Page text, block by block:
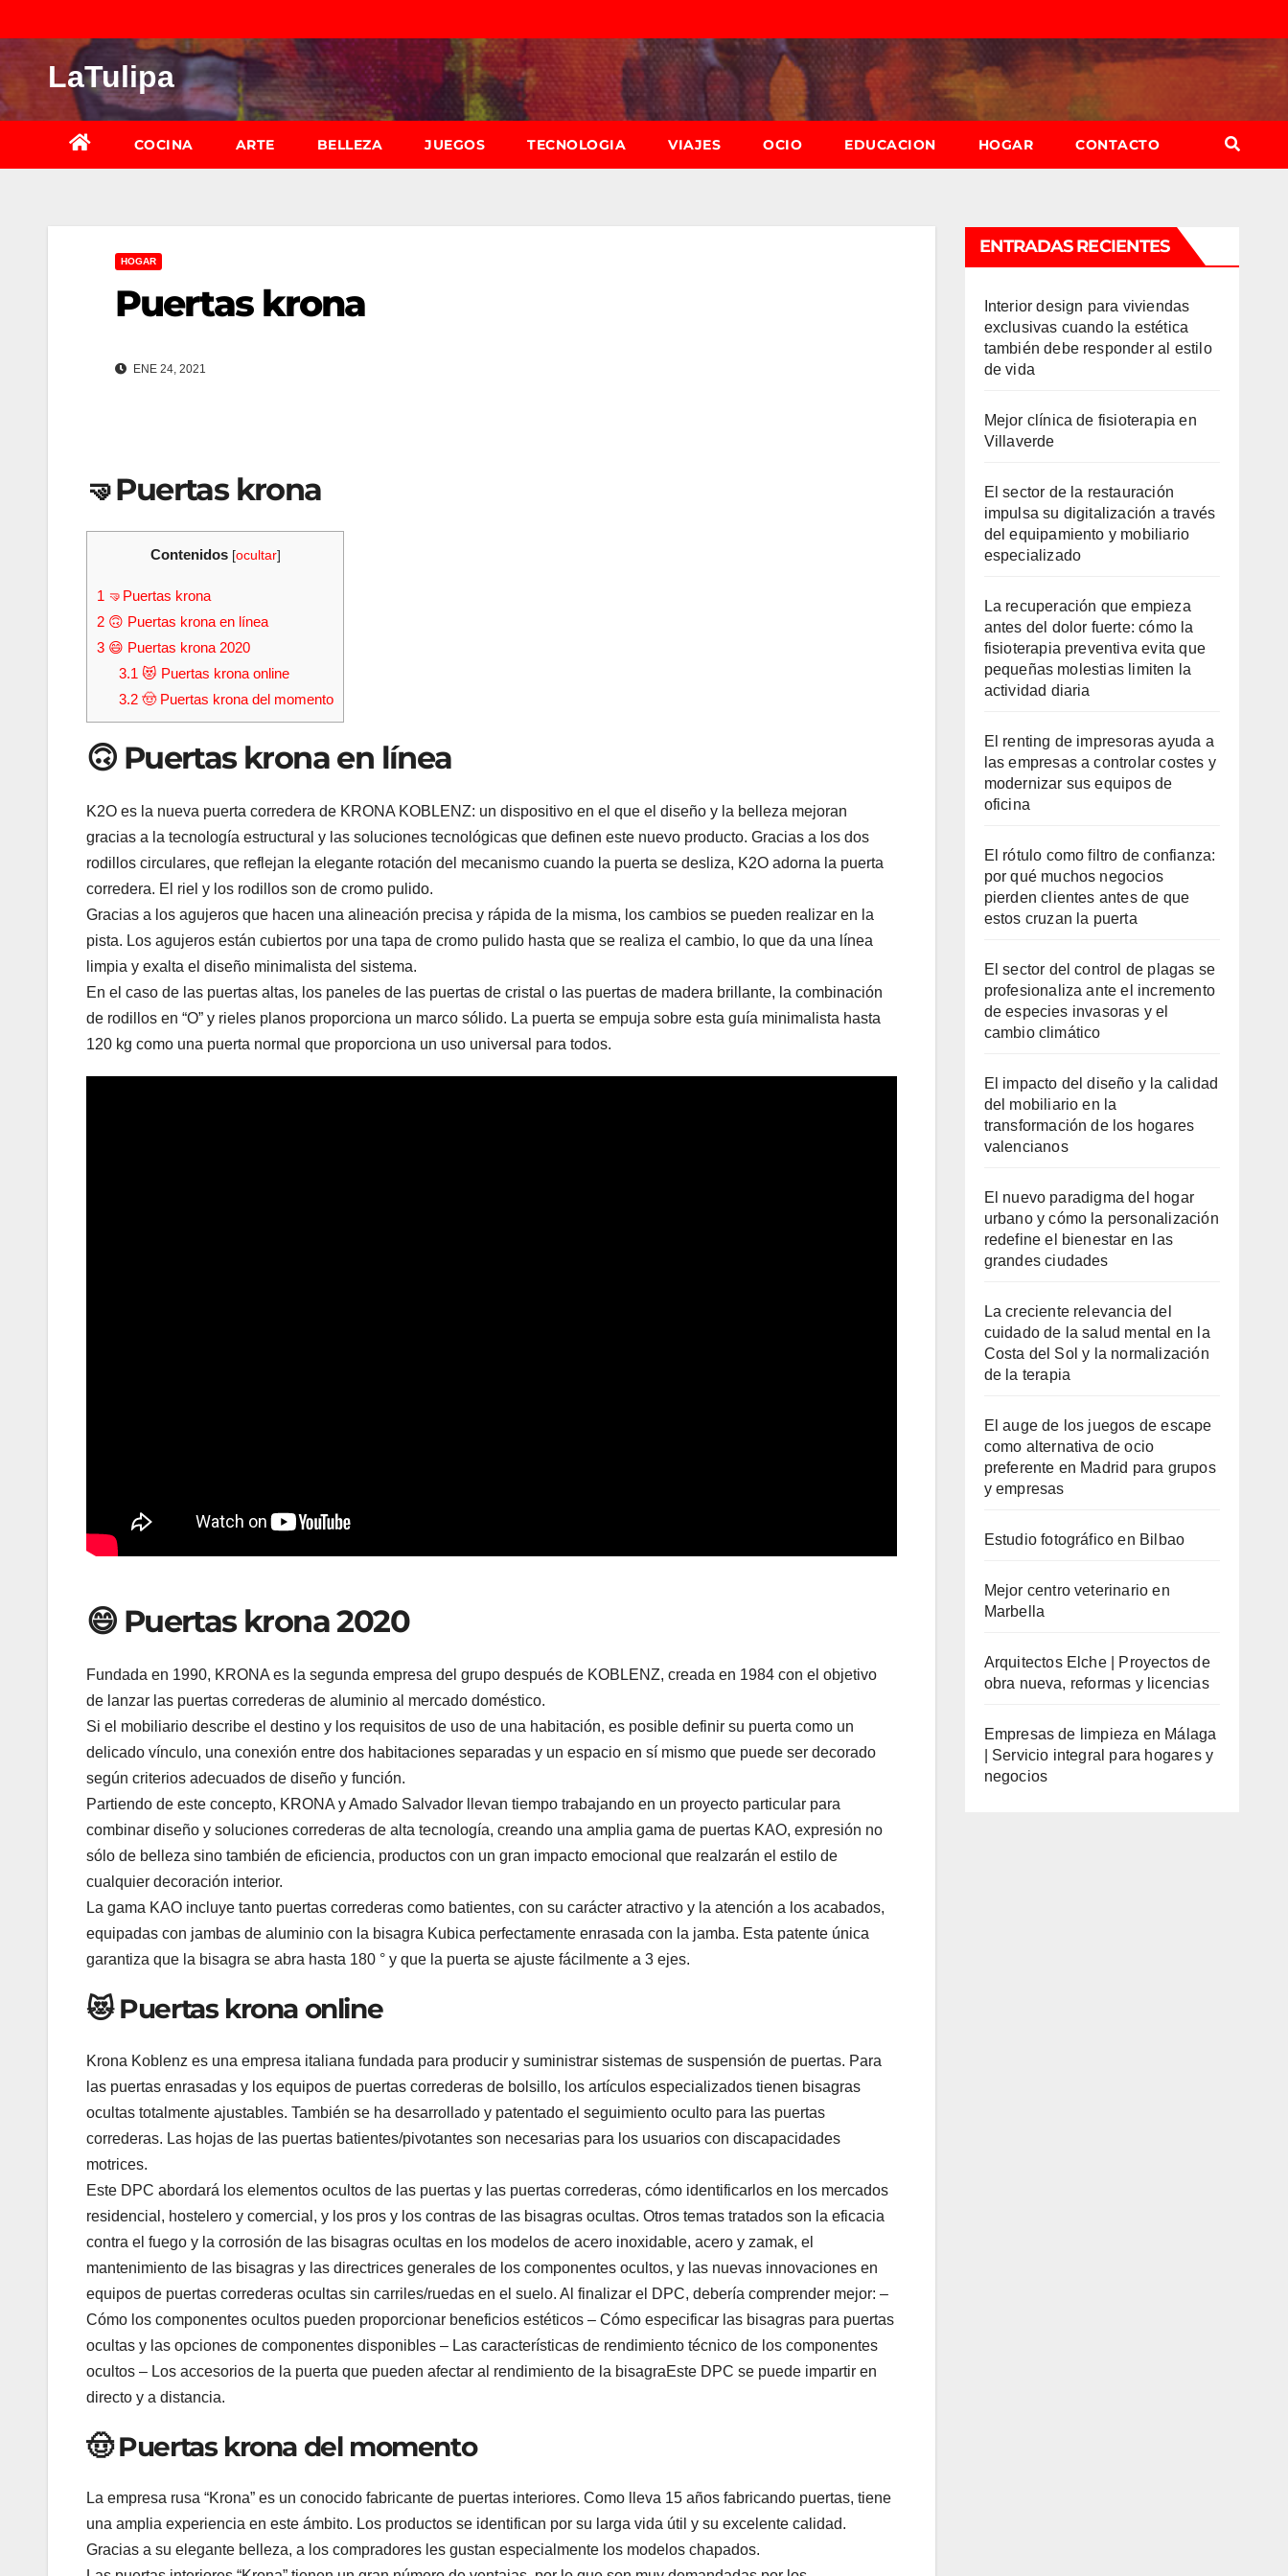
al
contenidoLaTulipa
COCINA ARTE BELLEZA JUEGOS TECNOLOGIA VIAJES OCIO EDUCACION HOGAR CONTACTO
HOGAR
Puertas krona
ENE 24, 2021
🤜Puertas krona
Contenidos [ocultar]
1 🤜Puertas krona
2 🙃 Puertas krona en línea
3 😄 Puertas krona 2020
3.1 😻 Puertas krona online
3.2🤠 Puertas krona del momento
🙃 Puertas krona en línea
K2O es la nueva puerta corredera de KRONA KOBLENZ: un dispositivo en el que el diseño y la belleza mejoran
gracias a la tecnología estructural y las soluciones tecnológicas que definen este nuevo producto. Gracias a los dos
rodillos circulares, que reflejan la elegante rotación del mecanismo cuando la puerta se desliza, K2O adorna la puerta
corredera. El riel y los rodillos son de cromo pulido.
Gracias a los agujeros que hacen una alineación precisa y rápida de la misma, los cambios se pueden realizar en la
pista. Los agujeros están cubiertos por una tapa de cromo pulido hasta que se realiza el cambio, lo que da una línea
limpia y exalta el diseño minimalista del sistema.
En el caso de las puertas altas, los paneles de las puertas de cristal o las puertas de madera brillante, la combinación
de rodillos en “O” y rieles planos proporciona un marco sólido. La puerta se empuja sobre esta guía minimalista hasta
120 kg como una puerta normal que proporciona un uso universal para todos.
😄 Puertas krona 2020
Fundada en 1990, KRONA es la segunda empresa del grupo después de KOBLENZ, creada en 1984 con el objetivo
de lanzar las puertas correderas de aluminio al mercado doméstico.
Si el mobiliario describe el destino y los requisitos de uso de una habitación, es posible definir su puerta como un
delicado vínculo, una conexión entre dos habitaciones separadas y un espacio en sí mismo que puede ser decorado
según criterios adecuados de diseño y función.
Partiendo de este concepto, KRONA y Amado Salvador llevan tiempo trabajando en un proyecto particular para
combinar diseño y soluciones correderas de alta tecnología, creando una amplia gama de puertas KAO, expresión no
sólo de belleza sino también de eficiencia, productos con un gran impacto emocional que realzarán el estilo de
cualquier decoración interior.
La gama KAO incluye tanto puertas correderas como batientes, con su carácter atractivo y la atención a los acabados,
equipadas con jambas de aluminio con la bisagra Kubica perfectamente enrasada con la jamba. Esta patente única
garantiza que la bisagra se abra hasta 180 ° y que la puerta se ajuste fácilmente a 3 ejes.
😻 Puertas krona online
Krona Koblenz es una empresa italiana fundada para producir y suministrar sistemas de suspensión de puertas. Para
las puertas enrasadas y los equipos de puertas correderas de bolsillo, los artículos especializados tienen bisagras
ocultas totalmente ajustables. También se ha desarrollado y patentado el seguimiento oculto para las puertas
correderas. Las hojas de las puertas batientes/pivotantes son necesarias para los usuarios con discapacidades
motrices.
Este DPC abordará los elementos ocultos de las puertas y las puertas correderas, cómo identificarlos en los mercados
residencial, hostelero y comercial, y los pros y los contras de las bisagras ocultas. Otros temas tratados son la eficacia
contra el fuego y la corrosión de las bisagras ocultas en los modelos de acero inoxidable, acero y zamak, el
mantenimiento de las bisagras y las directrices generales de los componentes ocultos, y las nuevas innovaciones en
equipos de puertas correderas ocultas sin carriles/ruedas en el suelo. Al finalizar el DPC, debería comprender mejor: –
Cómo los componentes ocultos pueden proporcionar beneficios estéticos – Cómo especificar las bisagras para puertas
ocultas y las opciones de componentes disponibles – Las características de rendimiento técnico de los componentes
ocultos – Los accesorios de la puerta que pueden afectar al rendimiento de la bisagraEste DPC se puede impartir en
directo y a distancia.
🤠 Puertas krona del momento
La empresa rusa “Krona” es un conocido fabricante de puertas interiores. Como lleva 15 años fabricando puertas, tiene
una amplia experiencia en este ámbito. Los productos se identifican por su larga vida útil y su excelente calidad.
Gracias a su elegante belleza, a los compradores les gustan especialmente los modelos chapados.
ENTRADAS RECIENTES
Interior design para viviendas
exclusivas cuando la estética
también debe responder al estilo
de vida
Mejor clínica de fisioterapia en
Villaverde
El sector de la restauración
impulsa su digitalización a través
del equipamiento y mobiliario
especializado
La recuperación que empieza
antes del dolor fuerte: cómo la
fisioterapia preventiva evita que
pequeñas molestias limiten la
actividad diaria
El renting de impresoras ayuda a
las empresas a controlar costes y
modernizar sus equipos de
oficina
El rótulo como filtro de confianza:
por qué muchos negocios
pierden clientes antes de que
estos cruzan la puerta
El sector del control de plagas se
profesionaliza ante el incremento
de especies invasoras y el
cambio climático
El impacto del diseño y la calidad
del mobiliario en la
transformación de los hogares
valencianos
El nuevo paradigma del hogar
urbano y cómo la personalización
redefine el bienestar en las
grandes ciudades
La creciente relevancia del
cuidado de la salud mental en la
Costa del Sol y la normalización
de la terapia
El auge de los juegos de escape
como alternativa de ocio
preferente en Madrid para grupos
y empresas
Estudio fotográfico en Bilbao
Mejor centro veterinario en
Marbella
Arquitectos Elche | Proyectos de
obra nueva, reformas y licencias
Empresas de limpieza en Málaga
| Servicio integral para hogares y
negocios